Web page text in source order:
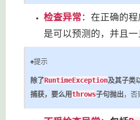
检查异常：在正确的
是可以预测的，并且
♠提示
除了RuntimeException及其子类
捕获，要么用throws子句抛出，否